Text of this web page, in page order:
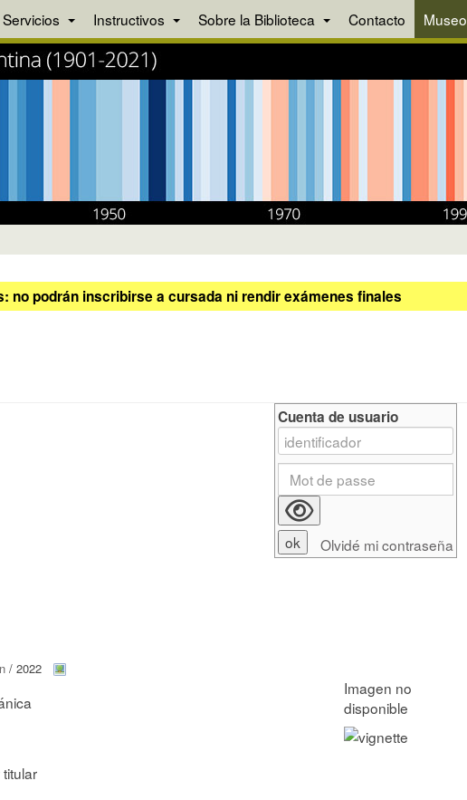
Servicios Instructivos Sobre la Biblioteca Contacto Museo
no podrán inscribirse a cursada ni rendir exámenes finales
/ 2022
Cuenta de usuario
Olvidé mi contraseña